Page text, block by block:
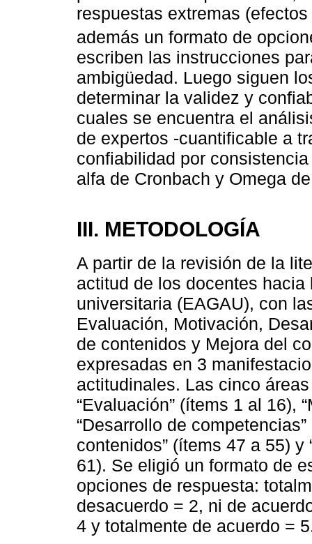
respuestas extremas
además un formato de
escriben las instrucciones
ambigüedad. Luego siguen
determinar la validez y
cuales se encuentra el
de expertos -cuantificable a
confiabilidad por
alfa de Cronbach y Omega
III. METODOLOGÍA
A partir de la revisión de la
actitud de los docentes
universitaria (EAGAU), con
Evaluación, Motivación,
de contenidos y Mejora del
expresadas en 3
actitudinales. Las cinco
“Evaluación” (ítems 1 al 16),
“Desarrollo de
contenidos” (ítems 47 a 55)
61). Se eligió un formato de
opciones de respuesta:
desacuerdo = 2, ni de
4 y totalmente de acuerdo =